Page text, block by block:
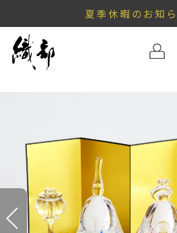
夏季休暇のお知